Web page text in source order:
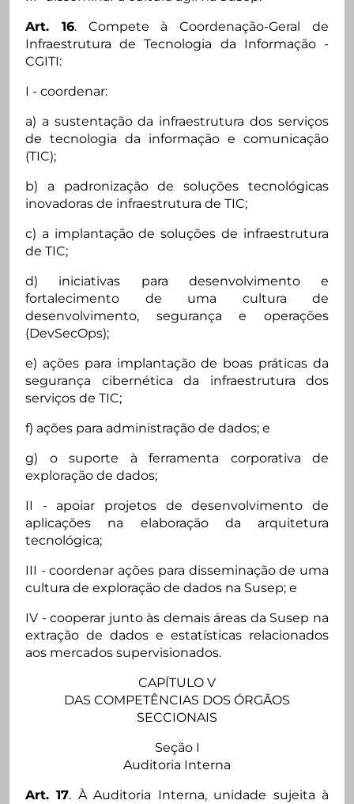
Art. 16. Compete à Coordenação-Geral de
Infraestrutura de Tecnologia da Informação -
CGITI:
I - coordenar:
a) a sustentação da infraestrutura dos serviços
de tecnologia da informação e comunicação
(TIC);
b) a padronização de soluções tecnológicas
inovadoras de infraestrutura de TIC;
c) a implantação de soluções de infraestrutura
de TIC;
d) iniciativas para desenvolvimento e
fortalecimento de uma cultura de
desenvolvimento, segurança e operações
(DevSecOps);
e) ações para implantação de boas práticas da
segurança cibernética da infraestrutura dos
serviços de TIC;
f) ações para administração de dados; e
g) o suporte à ferramenta corporativa de
exploração de dados;
II - apoiar projetos de desenvolvimento de
aplicações na elaboração da arquitetura
tecnológica;
III - coordenar ações para disseminação de uma
cultura de exploração de dados na Susep; e
IV - cooperar junto às demais áreas da Susep na
extração de dados e estatísticas relacionados
aos mercados supervisionados.
CAPÍTULO V
DAS COMPETÊNCIAS DOS ÓRGÃOS
SECCIONAIS
Seção I
Auditoria Interna
Art. 17. À Auditoria Interna, unidade sujeita à